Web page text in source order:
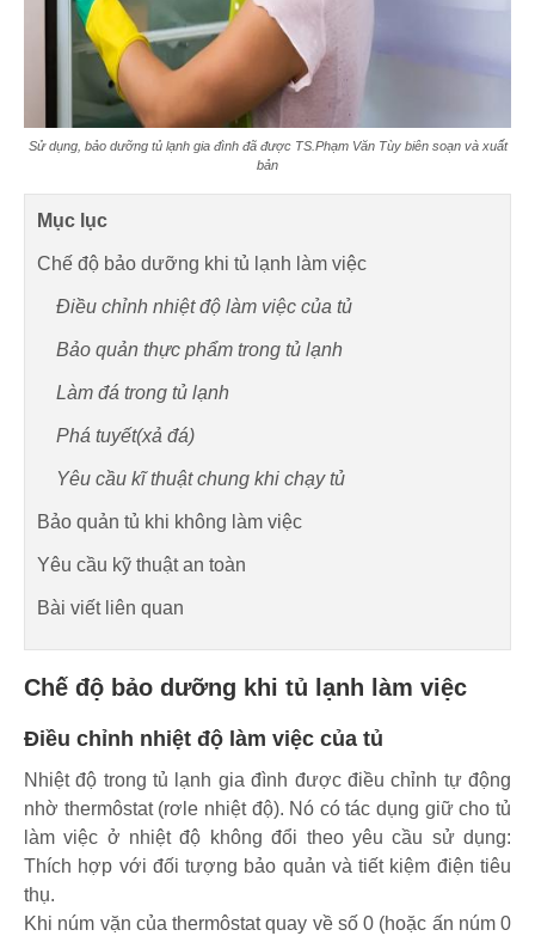
Sử dụng, bảo dưỡng tủ lạnh gia đình đã được TS.Phạm Văn Tùy biên soạn và xuất
bản
Mục lục
Chế độ bảo dưỡng khi tủ lạnh làm việc
Điều chỉnh nhiệt độ làm việc của tủ
Bảo quản thực phẩm trong tủ lạnh
Làm đá trong tủ lạnh
Phá tuyết(xả đá)
Yêu cầu kĩ thuật chung khi chạy tủ
Bảo quản tủ khi không làm việc
Yêu cầu kỹ thuật an toàn
Bài viết liên quan
Chế độ bảo dưỡng khi tủ lạnh làm việc
Điều chỉnh nhiệt độ làm việc của tủ
Nhiệt độ trong tủ lạnh gia đình được điều chỉnh tự động
nhờ thermôstat (rơle nhiệt độ). Nó có tác dụng giữ cho tủ
làm việc ở nhiệt độ không đổi theo yêu cầu sử dụng:
Thích hợp với đối tượng bảo quản và tiết kiệm điện tiêu
thụ.
Khi núm vặn của thermôstat quay về số 0 (hoặc ấn núm 0